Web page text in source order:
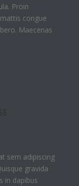
Proin
congue
Maecenas
sem adipiscing
gravida
in dapibus